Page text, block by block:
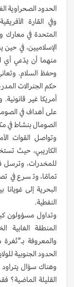
الحدود الصحراوية
وفي القارة
المتحدة في معارك
الإسلاميين، في حين
منهما أن يدّعي أي
وحفظ السلام.
حكم الجنرالات
أمريكا غير
على أهداف في
الصومال بنشاط في
وتواصل القوات
الكاريبي، حيث
للمخدرات، وترسل
تمامًا، وتسرع في
البحرية إلى غويانا
النفطية.
وتداول مسؤولون
المنطقة
والمعروفة
الحدود الجنوبية
وهناك سؤال
القليلة الماضية؟